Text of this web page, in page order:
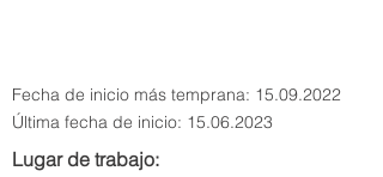
Fecha de inicio más temprana: 15.09.2022
Última fecha de inicio: 15.06.2023
Lugar de trabajo: